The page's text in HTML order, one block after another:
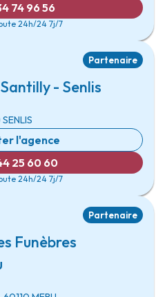
74 96 56
24h/24 7j/7
Partenaire
- Senlis
SENLIS
l'agence
25 60 60
24h/24 7j/7
Partenaire
Funèbres